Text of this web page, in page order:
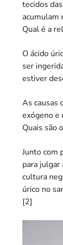
tecidos
acumulam
Qual é a
O ácido
ser
estiver
As causas
exógeno e
Quais são
Junto com
para
cultura
úrico no
[2]